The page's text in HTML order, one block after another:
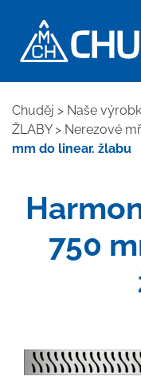
Chuděj > Naše
ŽLABY> Nerezové
mm do linear. žlabu
750